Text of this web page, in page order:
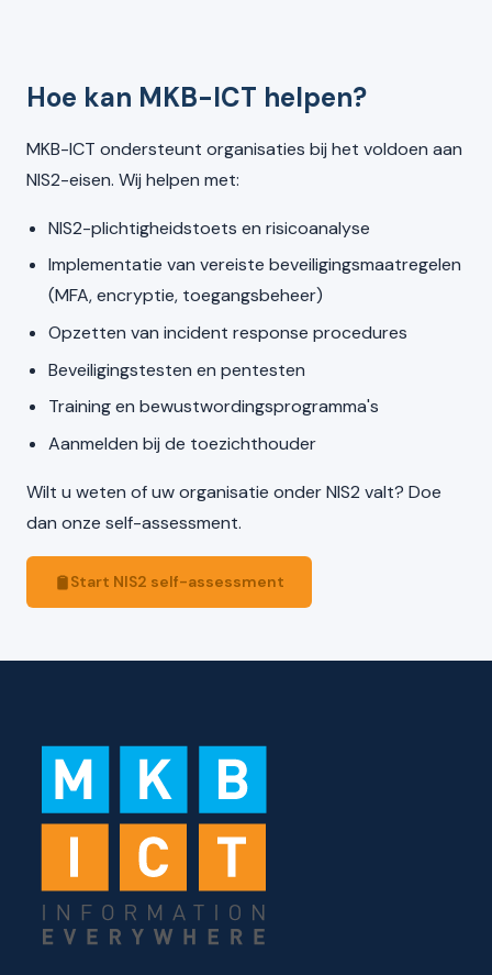
Hoe kan MKB-ICT helpen?
MKB-ICT ondersteunt organisaties bij het voldoen aan
NIS2-eisen. Wij helpen met:
NIS2-plichtigheidstoets en risicoanalyse
Implementatie van vereiste beveiligingsmaatregelen
(MFA, encryptie, toegangsbeheer)
Opzetten van incident response procedures
Beveiligingstesten en pentesten
Training en bewustwordingsprogramma's
Aanmelden bij de toezichthouder
Wilt u weten of uw organisatie onder NIS2 valt? Doe
dan onze self-assessment.
Start NIS2 self-assessment